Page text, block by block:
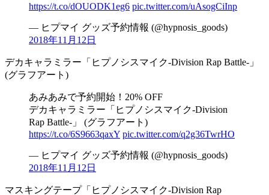
https://t.co/dOUODK1eg6 pic.twitter.com/uAsogCiInp
— ヒプマイ グッズ予約情報 (@hypnosis_goods)
2018年11月12日
デカキャラミラー「ヒプノシスマイク-Division Rap Battle-」
(グラフアート)
あみあみで予約開始！20% OFF
デカキャラミラー「ヒプノシスマイク-Division
Rap Battle-」 (グラフアート)
https://t.co/6S9663qaxY pic.twitter.com/q2g36TwrHO
— ヒプマイ グッズ予約情報 (@hypnosis_goods)
2018年11月12日
マスキングテープ「ヒプノシスマイク-Division Rap